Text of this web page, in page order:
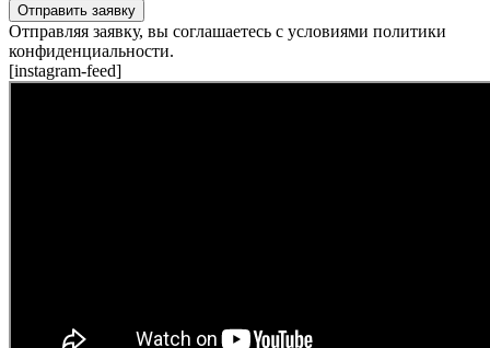
Отправить заявку
Отправляя заявку, вы соглашаетесь с условиями политики
конфиденциальности.
[instagram-feed]